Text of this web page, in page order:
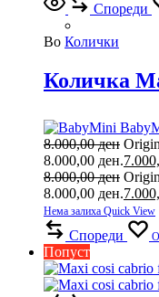
Спореди
Во Колички
Количка
8.000,00ден
8.000,00 ден.
8.000,00ден
8.000,00 ден.
Нема залиха Quick View
Спореди
Попуст